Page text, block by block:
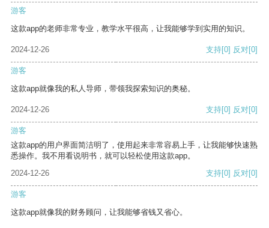
游客
这款app的老师非常专业，教学水平很高，让我能够学到实用的知识。
2024-12-26 支持[0] 反对[0]
游客
这款app就像我的私人导师，带领我探索知识的奥秘。
2024-12-26 支持[0] 反对[0]
游客
这款app的用户界面简洁明了，使用起来非常容易上手，让我能够快速熟
悉操作。我不用看说明书，就可以轻松使用这款app。
2024-12-26
支持[0] 反对[0]
游客
这款app就像我的财务顾问，让我能够省钱又省心。